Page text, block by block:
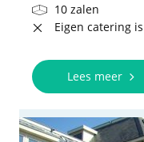
10 zalen
Eigen catering
Lees meer